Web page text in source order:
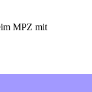
MPZ mit